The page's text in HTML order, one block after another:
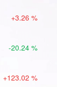
+3.26 %
-20.24 %
+123.02 %